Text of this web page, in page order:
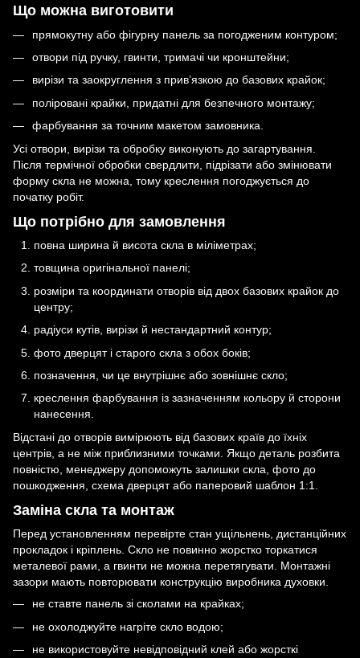
Що можна виготовити
прямокутну або фігурну панель за погодженим контуром;
отвори під ручку, гвинти, тримачі чи кронштейни;
вирізи та заокруглення з прив’язкою до базових крайок;
поліровані крайки, придатні для безпечного монтажу;
фарбування за точним макетом замовника.
Усі отвори, вирізи та обробку виконують до загартування.
Після термічної обробки свердлити, підрізати або змінювати
форму скла не можна, тому креслення погоджується до
початку робіт.
Що потрібно для замовлення
повна ширина й висота скла в міліметрах;
товщина оригінальної панелі;
розміри та координати отворів від двох базових крайок до
центру;
радіуси кутів, вирізи й нестандартний контур;
фото дверцят і старого скла з обох боків;
позначення, чи це внутрішнє або зовнішнє скло;
креслення фарбування із зазначенням кольору й сторони
нанесення.
Відстані до отворів вимірюють від базових країв до їхніх
центрів, а не між приблизними точками. Якщо деталь розбита
повністю, менеджеру допоможуть залишки скла, фото до
пошкодження, схема дверцят або паперовий шаблон 1:1.
Заміна скла та монтаж
Перед установленням перевірте стан ущільнень, дистанційних
прокладок і кріплень. Скло не повинно жорстко торкатися
металевої рами, а гвинти не можна перетягувати. Монтажні
зазори мають повторювати конструкцію виробника духовки.
не ставте панель зі сколами на крайках;
не охолоджуйте нагріте скло водою;
не використовуйте невідповідний клей або жорсткі